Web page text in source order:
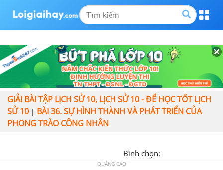
GIẢI BÀI TẬP LỊCH SỬ 10, LỊCH SỬ 10 - ĐỂ HỌC TỐT LỊCH
SỬ 10 | BÀI 36. SỰ HÌNH THÀNH VÀ PHÁT TRIỂN CỦA
PHONG TRÀO CÔNG NHÂN
Bình chọn:
QUẢNG CÁO